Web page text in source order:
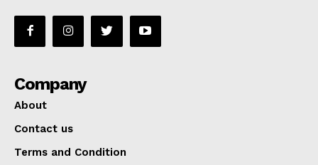
Company
About
Contact us
Terms and Condition